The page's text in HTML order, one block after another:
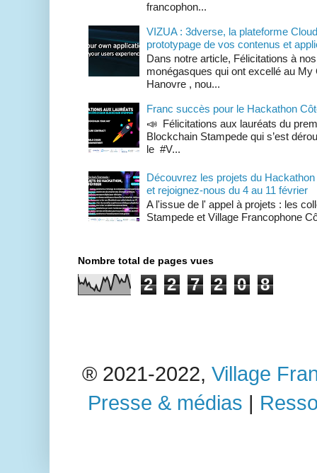
francophon...
VIZUA : 3dverse, la plateforme
prototypage de vos contenus et
Dans notre article, Félicitations à
monégasques qui ont excellé au My
Hanovre , nou...
Franc succès pour le Hackathon
📣 Félicitations aux lauréats du
Blockchain Stampede qui s’est
le #V...
Découvrez les projets du
et rejoignez-nous du 4 au 11 février
A l'issue de l' appel à projets : les
Stampede et Village Francophone
Nombre total de pages vues
2 2 7 2 0 8
®️ 2021-2022, Village
Presse & médias |